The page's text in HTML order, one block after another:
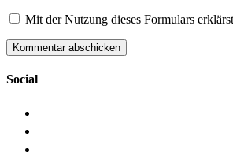
Mit der Nutzung dieses Formulars
Social